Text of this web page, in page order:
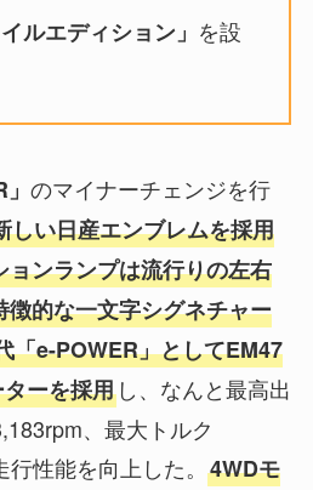
ルエディション」 を設
のマイナーチェンジを行
しい日産エンブレムを採用
ンランプは流行りの左右
的な一文字シグネチャー
「e-POWER」としてEM47
ーを採用し、なんと最高出
、最大トルク
性能を向上した。 4WDモ